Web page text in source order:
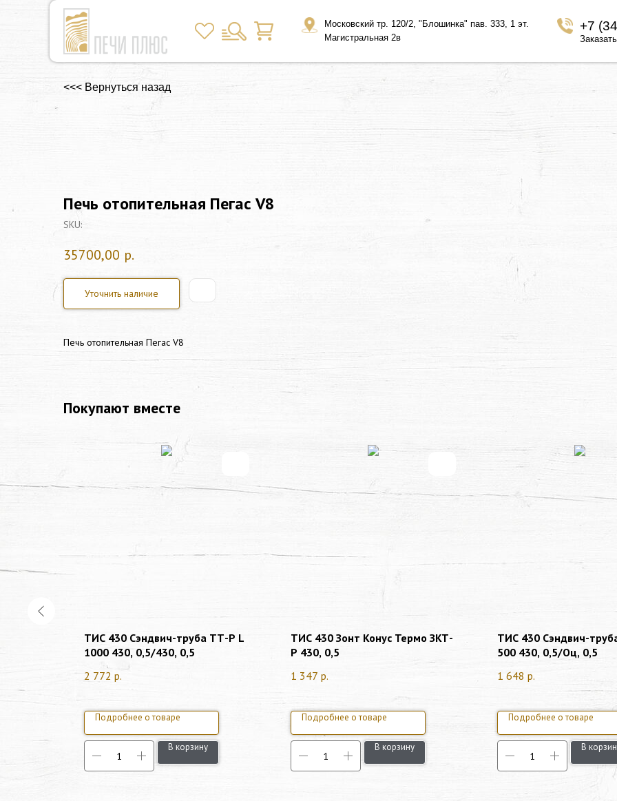
+7
Московский тр. 120/2, "Блошинка" пав. 333, 1 эт.
Магистральная 2в
<<< Вернуться назад
Печь отопительная Пегас V8
SKU:
35700,00 р.
Уточнить наличие
Печь отопительная Пегас V8
Покупают вместе
ТИС 430 Сэндвич-труба ТТ-Р L
1000 430, 0,5/430, 0,5
2 772 р.
Подробнее о товаре
В корзину
ТИС 430 Зонт Конус Термо ЗКТ-
Р 430, 0,5
1 347 р.
Подробнее о товаре
В корзину
ТИС 430 Сэндвич-
500 430, 0,5/Оц, 0,5
1 648 р.
Подробнее о товаре
В